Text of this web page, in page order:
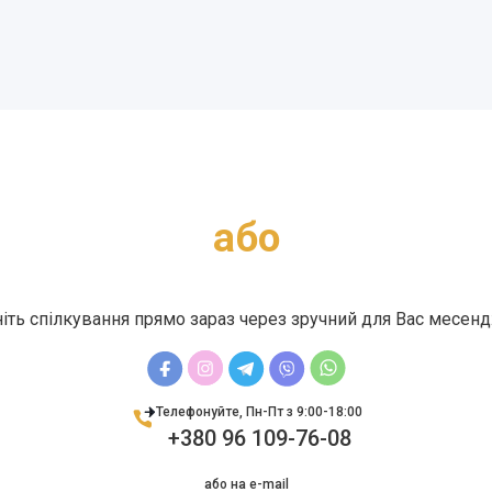
aбо
спілкування прямо зараз через зручний для Вас
Телефонуйте, Пн-Пт з 9:00-18:00
+380 96 109-76-08
або на e-mail